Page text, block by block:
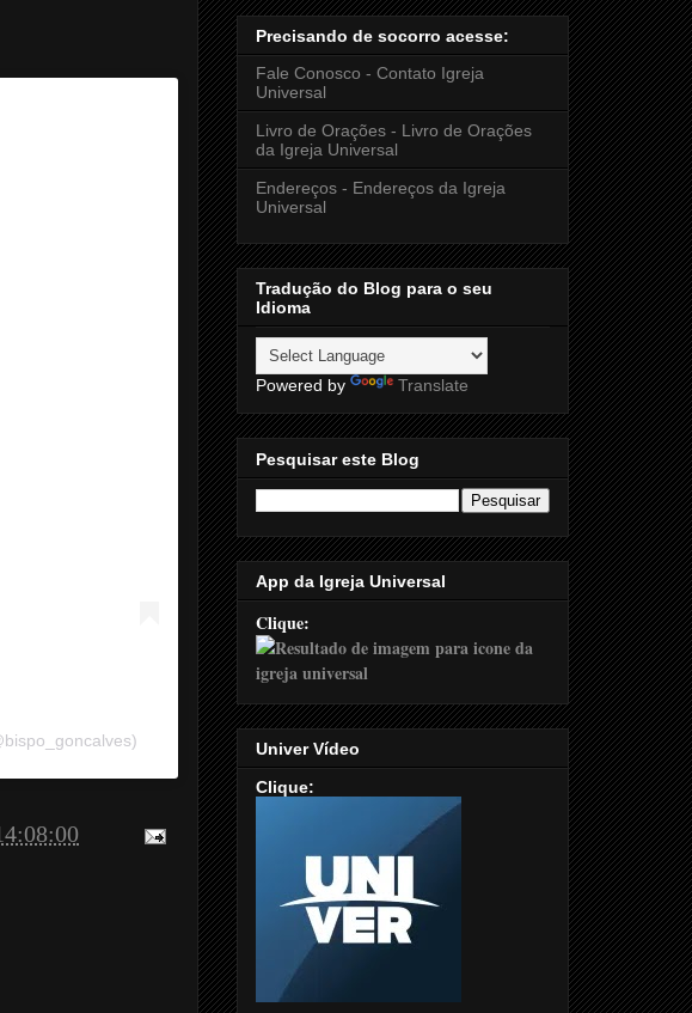
Precisando de socorro acesse:
Fale Conosco - Contato Igreja
Universal
Livro de Orações - Livro de Orações
da Igreja Universal
Endereços - Endereços da Igreja
Universal
Tradução do Blog para o seu
Idioma
Powered by Translate
Pesquisar este Blog
App da Igreja Universal
Clique:
Univer Vídeo
Clique: